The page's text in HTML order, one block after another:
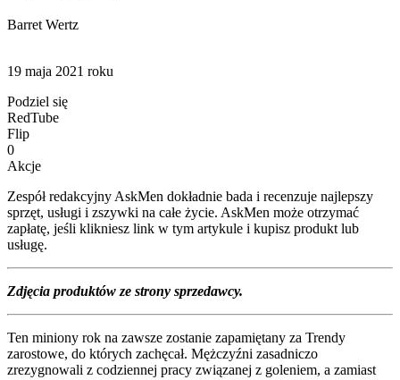
Barret Wertz
19 maja 2021 roku
Podziel się
RedTube
Flip
0
Akcje
Zespół redakcyjny AskMen dokładnie bada i recenzuje najlepszy
sprzęt, usługi i zszywki na całe życie. AskMen może otrzymać
zapłatę, jeśli klikniesz link w tym artykule i kupisz produkt lub
usługę.
Zdjęcia produktów ze strony sprzedawcy.
Ten miniony rok na zawsze zostanie zapamiętany za Trendy
zarostowe, do których zachęcał. Mężczyźni zasadniczo
zrezygnowali z codziennej pracy związanej z goleniem, a zamiast